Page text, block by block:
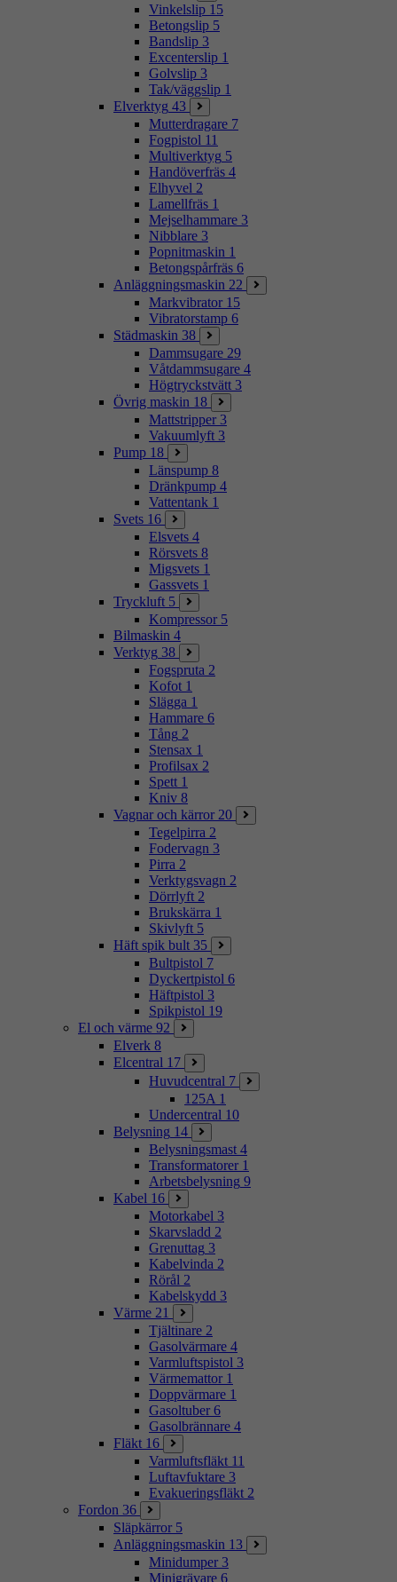
Vinkelslip 15
Betongslip 5
Bandslip 3
Excenterslip 1
Golvslip 3
Tak/väggslip 1
Elverktyg 43
Mutterdragare 7
Fogpistol 11
Multiverktyg 5
Handöverfräs 4
Elhyvel 2
Lamellfräs 1
Mejselhammare 3
Nibblare 3
Popnitmaskin 1
Betongspårfräs 6
Anläggningsmaskin 22
Markvibrator 15
Vibratorstamp 6
Städmaskin 38
Dammsugare 29
Våtdammsugare 4
Högtryckstvätt 3
Övrig maskin 18
Mattstripper 3
Vakuumlyft 3
Pump 18
Länspump 8
Dränkpump 4
Vattentank 1
Svets 16
Elsvets 4
Rörsvets 8
Migsvets 1
Gassvets 1
Tryckluft 5
Kompressor 5
Bilmaskin 4
Verktyg 38
Fogspruta 2
Kofot 1
Slägga 1
Hammare 6
Tång 2
Stensax 1
Profilsax 2
Spett 1
Kniv 8
Vagnar och kärror 20
Tegelpirra 2
Fodervagn 3
Pirra 2
Verktygsvagn 2
Dörrlyft 2
Brukskärra 1
Skivlyft 5
Häft spik bult 35
Bultpistol 7
Dyckertpistol 6
Häftpistol 3
Spikpistol 19
El och värme 92
Elverk 8
Elcentral 17
Huvudcentral 7
125A 1
Undercentral 10
Belysning 14
Belysningsmast 4
Transformatorer 1
Arbetsbelysning 9
Kabel 16
Motorkabel 3
Skarvsladd 2
Grenuttag 3
Kabelvinda 2
Rörål 2
Kabelskydd 3
Värme 21
Tjältinare 2
Gasolvärmare 4
Varmluftspistol 3
Värmemattor 1
Doppvärmare 1
Gasoltuber 6
Gasolbrännare 4
Fläkt 16
Varmluftsfläkt 11
Luftavfuktare 3
Evakueringsfläkt 2
Fordon 36
Släpkärror 5
Anläggningsmaskin 13
Minidumper 3
Minigrävare 6